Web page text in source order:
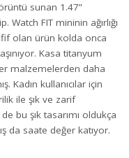
sunan 1.47”
FIT mininin ağırlığı
olan ürün kolda onca
Kasa titanyum
malzemelerden daha
Kadın kullanıcılar için
ile şık ve zarif
bu şık tasarımı oldukça
da saate değer katıyor.